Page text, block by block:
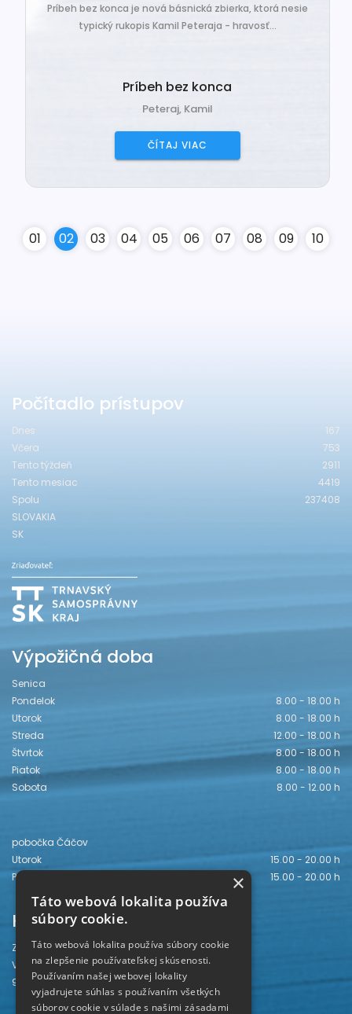
Príbeh bez konca je nová básnická zbierka, ktorá nesie
typický rukopis Kamil Peteraja - hravosť...
Príbeh bez konca
Peteraj, Kamil
ČÍTAJ VIAC
01 02 03 04 05 06 07 08 09 10
Počítadlo prístupov
Dnes
167
Včera
753
Tento týždeň
2911
Tento mesiac
4419
Spolu
237408
SLOVAKIA
SK
Výpožičná doba
Senica
Pondelok
8.00 - 18.00 h
Utorok
8.00 - 18.00 h
Streda
12.00 - 18.00 h
Štvrtok
8.00 - 18.00 h
Piatok
8.00 - 18.00 h
Sobota
8.00 - 12.00 h
pobočka Čáčov
Utorok
15.00 - 20.00 h
Piatok
15.00 - 20.00 h
Kontakt
Záhorská knižnica
Vajanského 28
905 01 Senica
×
Táto webová lokalita používa
súbory cookie.
Táto webová lokalita používa súbory cookie
na zlepšenie používateľskej skúsenosti.
Používaním našej webovej lokality
vyjadrujete súhlas s používaním všetkých
súborov cookie v súlade s našimi zásadami